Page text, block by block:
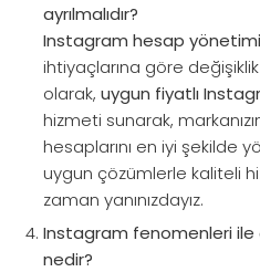
ayrılmalıdır?
Instagram hesap
ihtiyaçlarına göre
olarak, uygun fiyatlı
hizmeti sunarak,
hesaplarını en iyi şekilde
uygun çözümlerle kaliteli
zaman yanınızdayız.
Instagram fenomenleri ile
nedir?